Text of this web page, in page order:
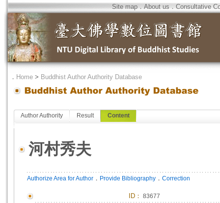
Site map．About us．Consultative
． Home > Buddhist Author Authority Database
Author Authority Result Content
河村秀夫
Authorize Area for Author ． Provide Bibliography ． Correction
ID ： 83677